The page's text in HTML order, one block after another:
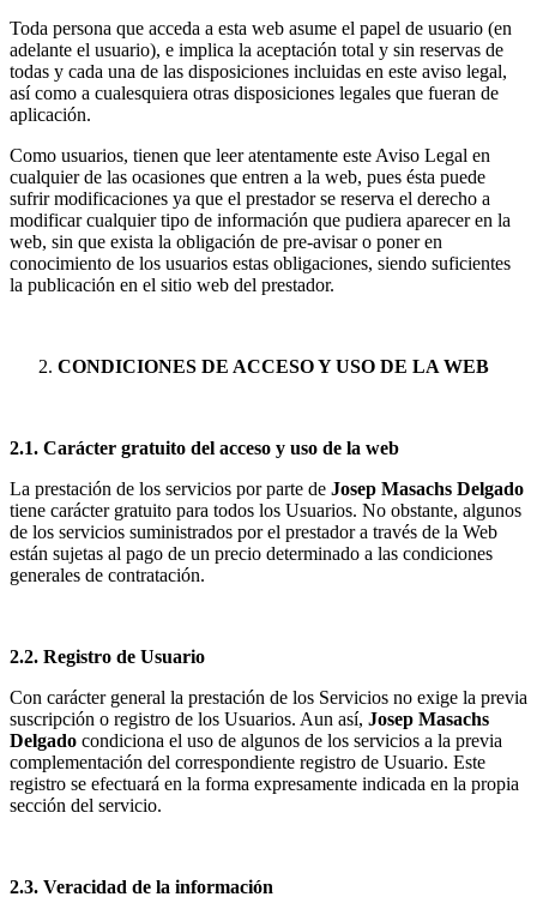
Toda persona que acceda a esta web asume el papel de usuario (en
adelante el usuario), e implica la aceptación total y sin reservas de
todas y cada una de las disposiciones incluidas en este aviso legal,
así como a cualesquiera otras disposiciones legales que fueran de
aplicación.
Como usuarios, tienen que leer atentamente este Aviso Legal en
cualquier de las ocasiones que entren a la web, pues ésta puede
sufrir modificaciones ya que el prestador se reserva el derecho a
modificar cualquier tipo de información que pudiera aparecer en la
web, sin que exista la obligación de pre-avisar o poner en
conocimiento de los usuarios estas obligaciones, siendo suficientes
la publicación en el sitio web del prestador.
CONDICIONES DE ACCESO Y USO DE LA WEB
2.1. Carácter gratuito del acceso y uso de la web
La prestación de los servicios por parte de Josep Masachs Delgado
tiene carácter gratuito para todos los Usuarios. No obstante, algunos
de los servicios suministrados por el prestador a través de la Web
están sujetas al pago de un precio determinado a las condiciones
generales de contratación.
2.2. Registro de Usuario
Con carácter general la prestación de los Servicios no exige la previa
suscripción o registro de los Usuarios. Aun así, Josep Masachs
Delgado condiciona el uso de algunos de los servicios a la previa
complementación del correspondiente registro de Usuario. Este
registro se efectuará en la forma expresamente indicada en la propia
sección del servicio.
2.3. Veracidad de la información